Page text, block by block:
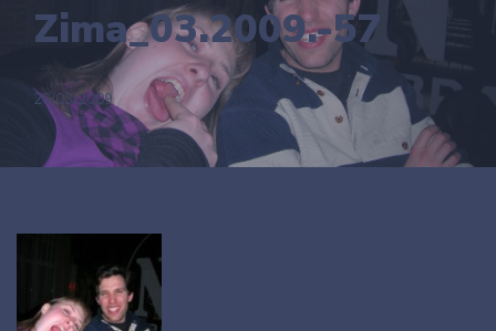
Zima_03.2009.-57
26/03/2009